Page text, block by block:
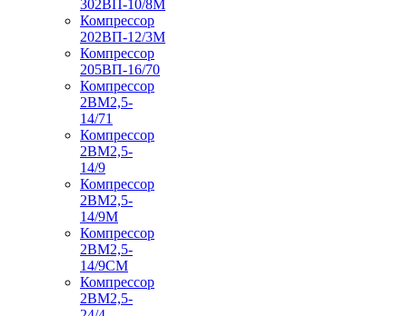
302ВП-10/8М
Компрессор
202ВП-12/3М
Компрессор
205ВП-16/70
Компрессор
2ВМ2,5-
14/71
Компрессор
2ВМ2,5-
14/9
Компрессор
2ВМ2,5-
14/9М
Компрессор
2ВМ2,5-
14/9СМ
Компрессор
2ВМ2,5-